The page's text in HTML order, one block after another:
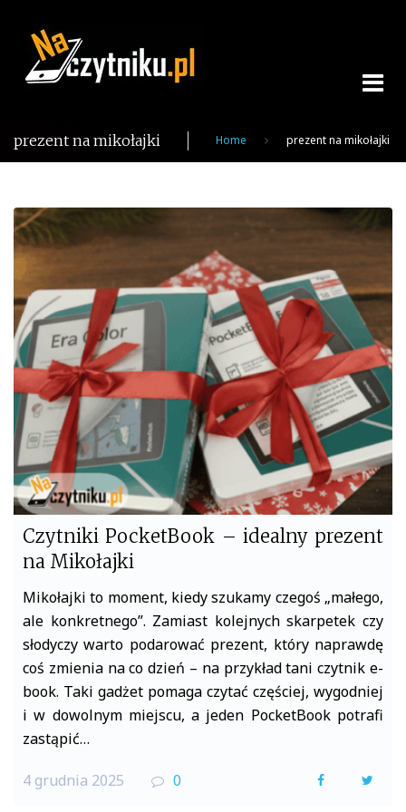
content
prezent na mikołajki Home prezent na mikołajki
Tag:
prezent
na
mikołajki
Czytniki PocketBook – idealny prezent
na Mikołajki
Mikołajki to moment, kiedy szukamy czegoś „małego,
ale konkretnego”. Zamiast kolejnych skarpetek czy
słodyczy warto podarować prezent, który naprawdę
coś zmienia na co dzień – na przykład tani czytnik e-
book. Taki gadżet pomaga czytać częściej, wygodniej
i w dowolnym miejscu, a jeden PocketBook potrafi
zastąpić…
4 grudnia 2025 0
F